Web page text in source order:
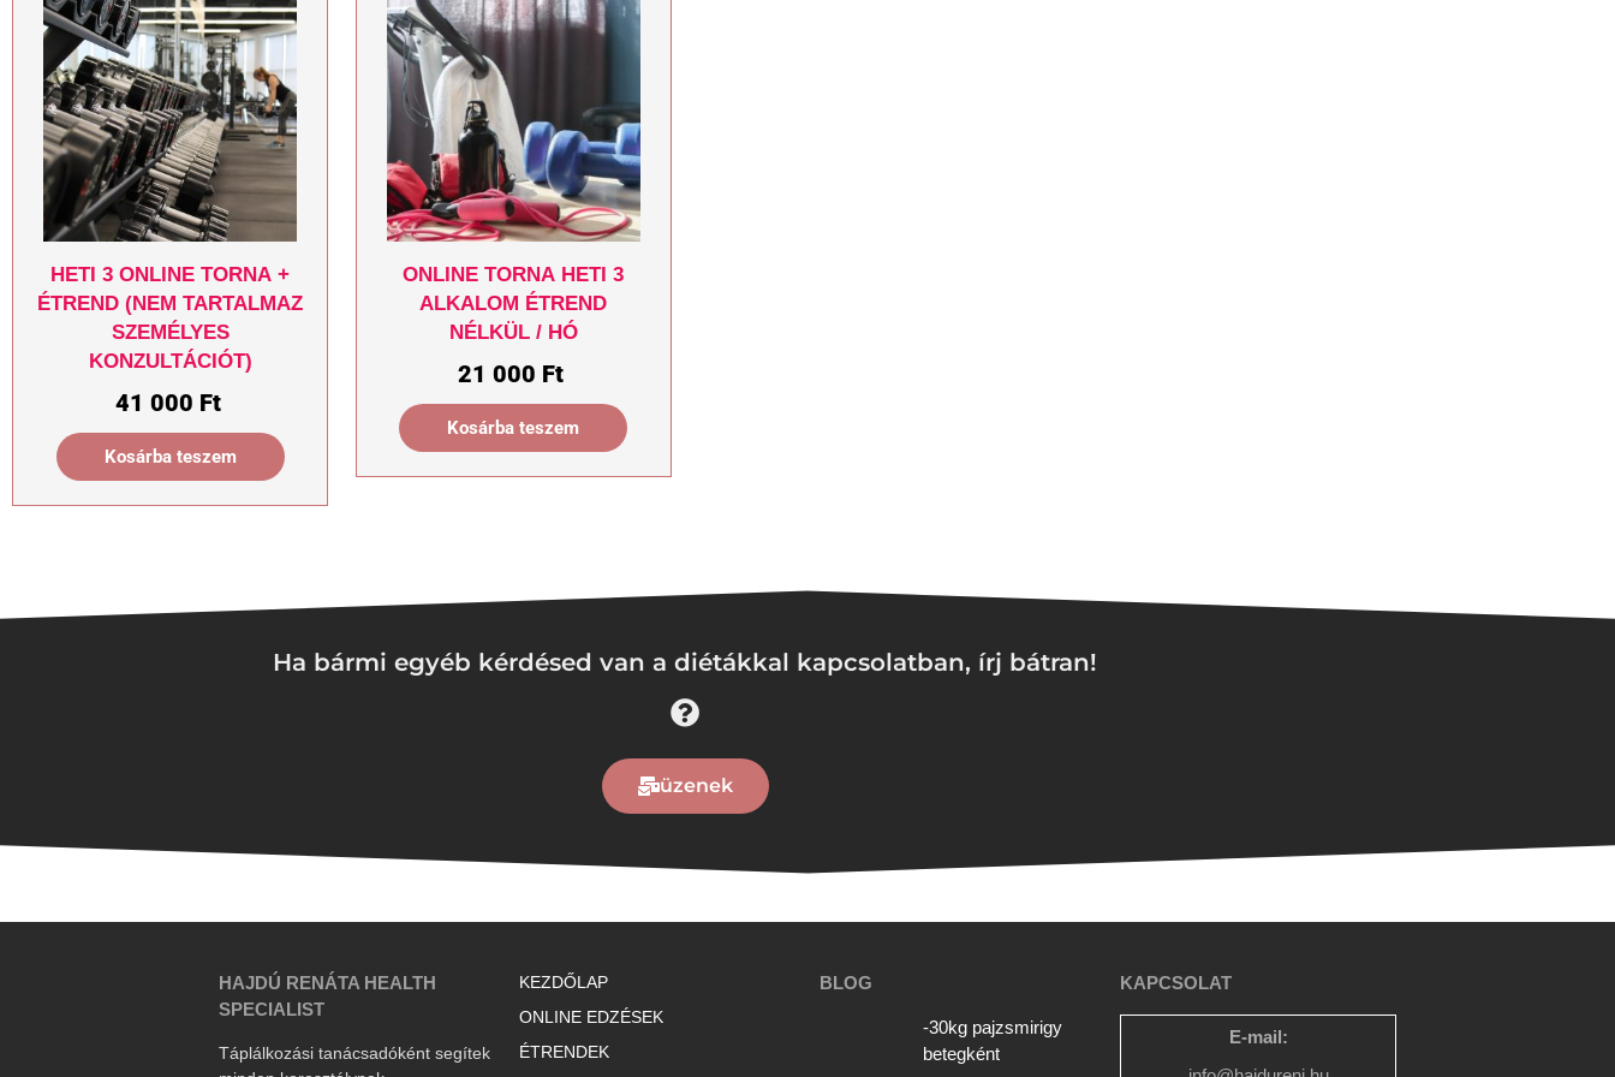
Heti 3 online torna +
étrend (nem tartalmaz
személyes
konzultációt)
41 000 Ft
Kosárba teszem
Online torna heti 3
alkalom étrend
nélkül / hó
21 000 Ft
Kosárba teszem
Ha bármi egyéb kérdésed van a diétákkal kapcsolatban, írj bátran!
üzenek
HAJDÚ RENÁTA HEALTH
SPECIALIST
Táplálkozási tanácsadóként segítek
KEZDŐLAP
ONLINE EDZÉSEK
ÉTRENDEK
BLOG
-30kg pajzsmirigy
betegként
KAPCSOLAT
E-mail: